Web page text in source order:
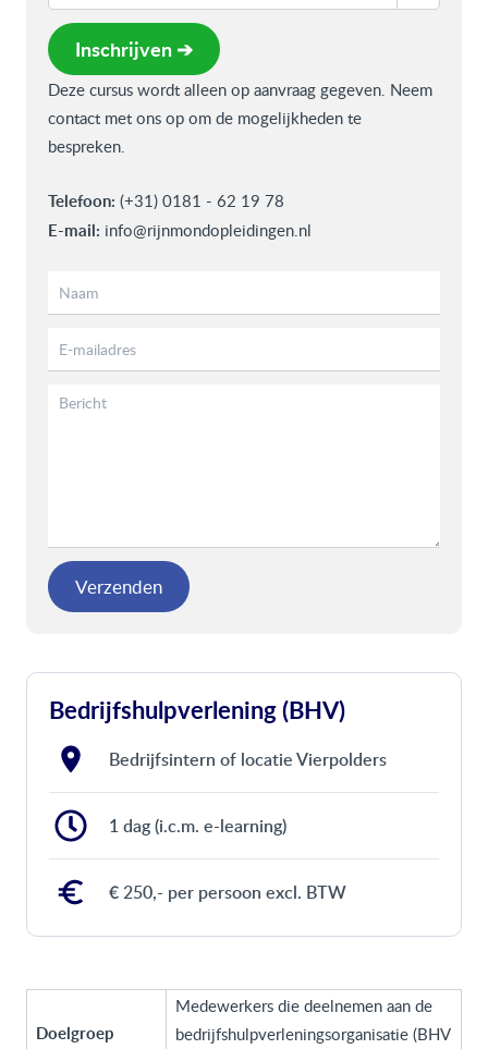
Doelgroep
Medewerkers die deelnemen aan de
bedrijfshulpverleningsorganisatie (BHV
Inschrijven ➔
Deze cursus wordt alleen op aanvraag gegeven. Neem
contact met ons op om de mogelijkheden te
bespreken.
Telefoon: (+31) 0181 - 62 19 78
E-mail: info@rijnmondopleidingen.nl
Verzenden
Bedrijfshulpverlening (BHV)
Bedrijfsintern of locatie Vierpolders
1 dag (i.c.m. e-learning)
€ 250,- per persoon excl. BTW